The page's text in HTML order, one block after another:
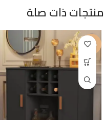
منتجات ذات صلة
-21%